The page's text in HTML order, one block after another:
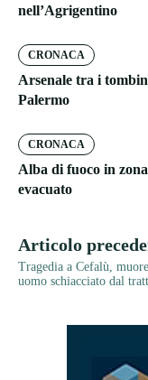
nell’Agrigentino
CRONACA
Arsenale tra i
Palermo
CRONACA
Alba di fuoco in
evacuato
Articolo
Tragedia a Cefalù,
uomo schiacciato dal